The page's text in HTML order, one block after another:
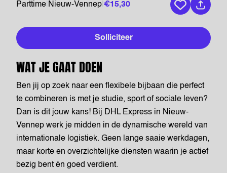
Parttime Nieuw-Vennep €15,30
Bewaar
Solliciteer
WAT JE GAAT DOEN
Ben jij op zoek naar een flexibele bijbaan die perfect
te combineren is met je studie, sport of sociale leven?
Dan is dit jouw kans! Bij DHL Express in Nieuw-
Vennep werk je midden in de dynamische wereld van
internationale logistiek. Geen lange saaie werkdagen,
maar korte en overzichtelijke diensten waarin je actief
bezig bent én goed verdient.